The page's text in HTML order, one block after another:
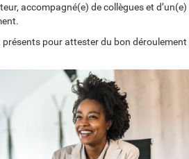
accompagné(e) de collègues et d’un(e)
pour attester du bon déroulement